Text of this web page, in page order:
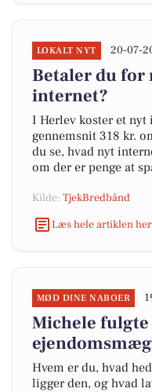
LOKALT NYT 20-07-
Betaler du for
internet?
I Herlev koster et
gennemsnit 318 kr.
du se, hvad nyt
om der er penge at
Kilde: TjekBredbånd
Læs hele artiklen her
MØD DINE NABOER
Michele
Hvem er du, hvad
ligger den, og hvad